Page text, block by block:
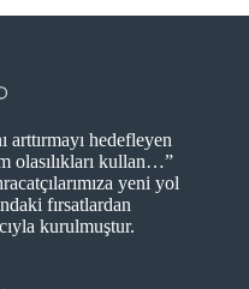
arttırmayı hedefleyen
olasılıkları kullan…”
yeni yol
fırsatlardan
kurulmuştur.